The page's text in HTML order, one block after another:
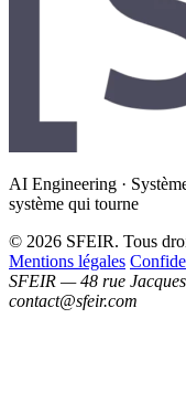
AI Engineering ·
système qui tourne
© 2026 SFEIR. Tous
Mentions légales
SFEIR — 48 rue
contact@sfeir.com